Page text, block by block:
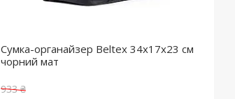
Сумка-органайзер Beltex 34х17х23 см
чорний мат
933 ₴